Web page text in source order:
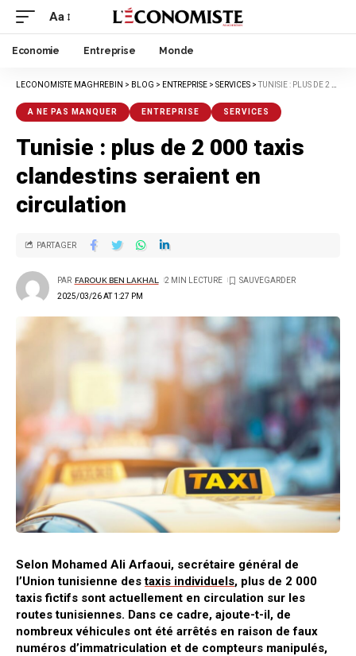
Aa
Economie Entreprise Monde
LECONOMISTE MAGHREBIN > BLOG > ENTREPRISE > SERVICES >TUNISIE : PLUS DE 2 000 TAXIS CLANDESTINS SERAIENT EN CIRCULATION
A NE PAS MANQUER ENTREPRISE SERVICES
Tunisie : plus de 2 000 taxis
clandestins seraient en
circulation
2025/03/26 AT 1:27 PM
PAR FAROUK BEN LAKHAL 2 MIN LECTURE
PARTAGER
Selon Mohamed Ali Arfaoui, secrétaire général de
l’Union tunisienne destaxis individuels, plus de 2 000
taxis fictifs sont actuellement en circulation sur les
routes tunisiennes. Dans ce cadre, ajoute-t-il, de
nombreux véhicules ont été arrêtés en raison de faux
numéros d’immatriculation et de compteurs manipulés,